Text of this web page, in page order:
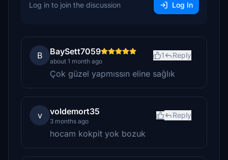
Log in to join the discussion Log In
B BaySett7059
about 1 month ago
1 Reply
Çok güzel yapmıssın eline sağlık
v voldemort35
3 months ago
Reply
hocam kokpit yok bozuk